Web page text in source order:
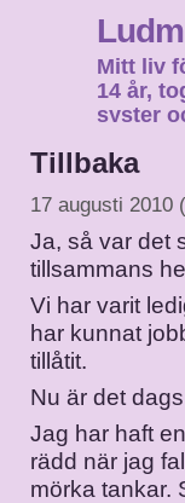
Mitt liv
14 år,
syster
Tillbaka
17 augusti 2010
Ja, så var det
tillsammans
Vi har varit
har kunnat
tillåtit.
Nu är det
Jag har haft
rädd när jag
mörka tankar.